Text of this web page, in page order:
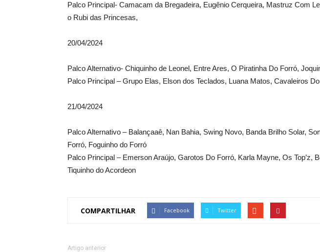
Palco Principal- Camacam da Bregadeira, Eugênio Cerqueira, Mastruz Com
o Rubi das Princesas,
20/04/2024
Palco Alternativo- Chiquinho de Leonel, Entre Ares, O Piratinha Do Forró,
Palco Principal – Grupo Elas, Elson dos Teclados, Luana Matos, Cavaleiros
21/04/2024
Palco Alternativo – Balançaaê, Nan Bahia, Swing Novo, Banda Brilho Solar,
Forró, Foguinho do Forró
Palco Principal – Emerson Araújo, Garotos Do Forró, Karla Mayne, Os Top’z,
Tiquinho do Acordeon
COMPARTILHAR Facebook Twitter
Artigo anterior